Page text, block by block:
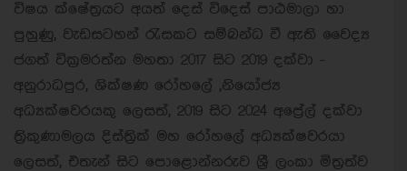
විෂය ක්ෂේත්‍රයට අයත් දෙස් විදෙස් පාඨමාලා හා
පුහුණු, වැඩසටහන් රැසකට සම්බන්ධ වී ඇති වෛද්‍ය
ජගත් වික්‍රමරත්න මහතා 2017 සිට 2019 දක්වා -
අනුරාධපුර, ශික්ෂණ රෝහලේ ,නියෝජ්‍ය
අධ්‍යක්ෂවරයකු ලෙසත්, 2019 සිට 2024 අප්‍රේල් දක්වා
ත්‍රිකුණාමලය දිස්ත්‍රික් මහ රෝහලේ අධ්‍යක්ෂවරයා
ලෙසත්, එතැන් සිට පොළොන්නරුව ශ්‍රී ලංකා මිත්‍රත්ව